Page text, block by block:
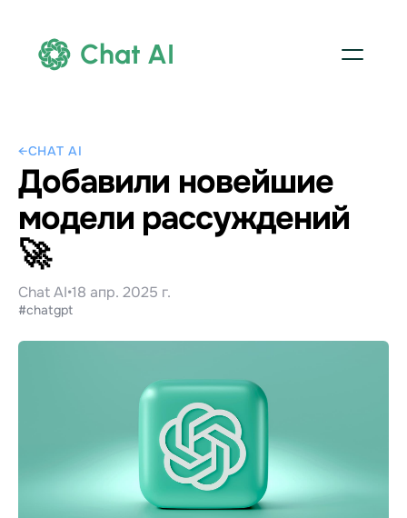
Chat AI
←CHAT AI
Добавили новейшие
модели рассуждений
🚀
Chat AI•18 апр. 2025 г.
#chatgpt